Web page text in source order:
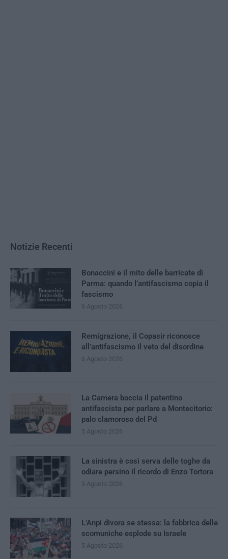
Notizie Recenti
Bonaccini e il mito delle barricate di
Parma: quando l’antifascismo copia il
fascismo
6 Agosto 2026
Remigrazione, il Copasir riconosce
all’antifascismo il veto del disordine
6 Agosto 2026
La Camera boccia il patentino
antifascista per parlare a Montecitorio:
palo clamoroso del Pd
5 Agosto 2026
La sinistra è così serva delle toghe da
odiare persino il ricordo di Enzo Tortora
5 Agosto 2026
L’Anpi divora se stessa: la fabbrica delle
scomuniche esplode su Israele
5 Agosto 2026